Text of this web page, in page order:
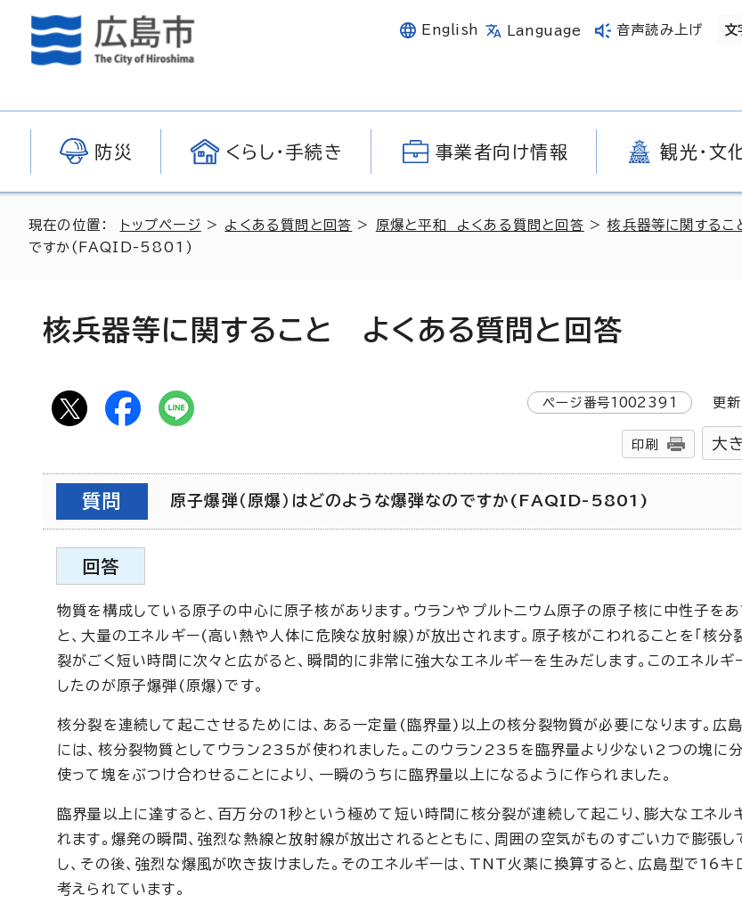
English Language 音声読み上げ 文
防災 くらし・手続き 事業者向け情報 観光・文
現在の位置： トップページ > よくある質問と回答 > 原爆と平和 よくある質問と回答 >核兵器等に関する
ですか(FAQID-5801)
核兵器等に関すること よくある質問と回答
ページ番号1002391 更新
印刷 大
質問 原子爆弾（原爆）はどのような爆弾なのですか(FAQID-5801)
回答
物質を構成している原子の中心に原子核があります。ウランやプルトニウム原子の原子核に中性子を
と、大量のエネルギー(高い熱や人体に危険な放射線)が放出されます。原子核がこわれることを「核分
裂がごく短い時間に次々と広がると、瞬間的に非常に強大なエネルギーを生みだします。このエネルギ
したのが原子爆弾(原爆)です。
核分裂を連続して起こさせるためには、ある一定量(臨界量)以上の核分裂物質が必要になります。広
には、核分裂物質としてウラン235が使われました。このウラン235を臨界量より少ない2つの塊に
使って塊をぶつけ合わせることにより、一瞬のうちに臨界量以上になるように作られました。
臨界量以上に達すると、百万分の1秒という極めて短い時間に核分裂が連続して起こり、膨大なエネル
れます。爆発の瞬間、強烈な熱線と放射線が放出されるとともに、周囲の空気がものすごい力で膨張し
し、その後、強烈な爆風が吹き抜けました。そのエネルギーは、TNT火薬に換算すると、広島型で16キ
考えられています。